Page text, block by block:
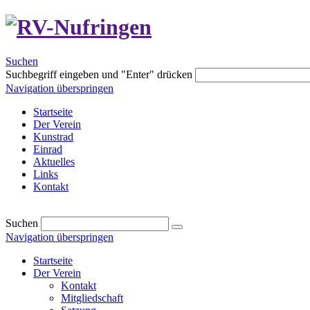
Suchen
Suchbegriff eingeben und "Enter" drücken
Navigation überspringen
Startseite
Der Verein
Kunstrad
Einrad
Aktuelles
Links
Kontakt
Suchen
Navigation überspringen
Startseite
Der Verein
Kontakt
Mitgliedschaft